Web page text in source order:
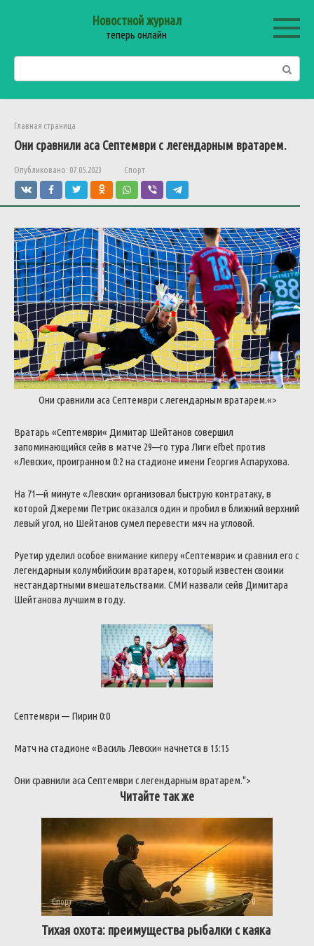
Новостной журнал
теперь онлайн
Главная страница
Они сравнили аса Септември с легендарным вратарем.
Опубликовано: 07.05.2023 Спорт
Они сравнили аса Септември с легендарным вратарем.«>
Вратарь «Септември« Димитар Шейтанов совершил
запоминающийся сейв в матче 29—го тура Лиги efbet против
«Левски«, проигранном 0:2 на стадионе имени Георгия Аспарухова.
На 71—й минуте «Левски« организовал быструю контратаку, в
которой Джереми Петрисоказался один и пробил в ближний верхний
левый угол, но Шейтанов сумел перевести мяч на угловой.
Руетир уделил особое внимание киперу«Септември« и сравнил его с
легендарным колумбийским вратарем, который известен своими
нестандартными вмешательствами. СМИ назвали сейв Димитара
Шейтанова лучшим в году.
Септември — Пирин 0:0
Матч на стадионе «Василь Левски« начнется в 15:15
Они сравнили аса Септември слегендарным вратарем.">
Читайте так же
Спорт 0
Тихая охота: преимущества рыбалки с каяка